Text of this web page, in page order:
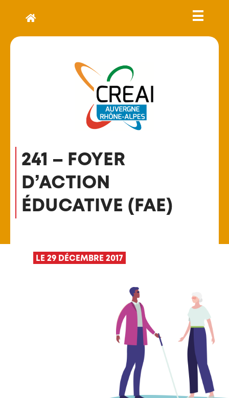
241 – FOYER
D’ACTION
ÉDUCATIVE (FAE)
LE 29 DÉCEMBRE 2017